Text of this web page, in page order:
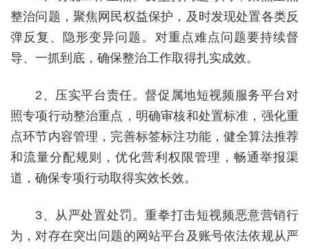
整治问题，聚焦网民权益保护，及时发现处置各类反
弹反复、隐形变异问题。对重点难点问题要持续督
导、一抓到底，确保整治工作取得扎实成效。
2、压实平台责任。督促属地短视频服务平台对
照专项行动整治重点，明确审核和处置标准，强化重
点环节内容管理，完善标签标注功能，健全算法推荐
和流量分配规则，优化营利权限管理，畅通举报渠
道，确保专项行动取得实效长效。
3、从严处置处罚。重拳打击短视频恶意营销行
为，对存在突出问题的网站平台及账号依法依规从严